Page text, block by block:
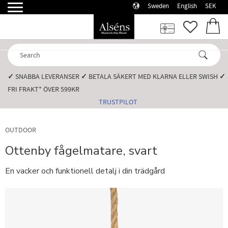
Sweden English SEK
✓ SNABBA LEVERANSER️ ✓ BETALA SÄKERT MED KLARNA ELLER SWISH️ ✓
FRI FRAKT* ÖVER 599KR️
TRUSTPILOT
OUTDOOR
Ottenby fågelmatare, svart
En vacker och funktionell detalj i din trädgård